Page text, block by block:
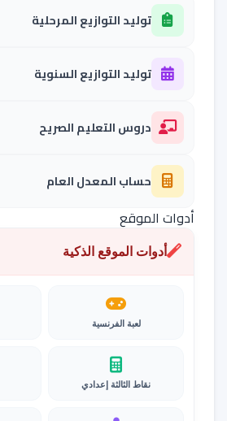
توليد التوازيع المرحلية
توليد التوازيع السنوية
دروس التعليم الصريح
حساب المعدل العام
أدوات الموقع
أدوات الموقع الذكية
لعبة الفرنسية
نقاط الثالثة إعدادي